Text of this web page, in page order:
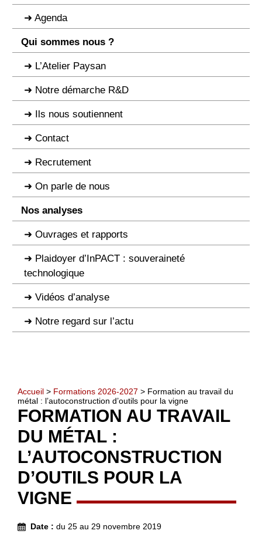
Agenda
Qui sommes nous ?
L’Atelier Paysan
Notre démarche R&D
Ils nous soutiennent
Contact
Recrutement
On parle de nous
Nos analyses
Ouvrages et rapports
Plaidoyer d’InPACT : souveraineté
technologique
Vidéos d’analyse
Notre regard sur l’actu
Accueil > Formations 2026-2027 > Formation au travail du
métal : l’autoconstruction d’outils pour la vigne
FORMATION AU TRAVAIL
DU MÉTAL :
L’AUTOCONSTRUCTION
D’OUTILS POUR LA
VIGNE
Date : du 25 au 29 novembre 2019